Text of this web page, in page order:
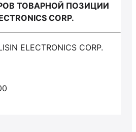
ТОВАРНОЙ ПОЗИЦИИ
CORP.
ELECTRONICS CORP.